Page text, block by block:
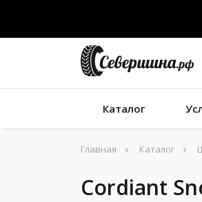
Каталог
Главная Каталог
Cordiant